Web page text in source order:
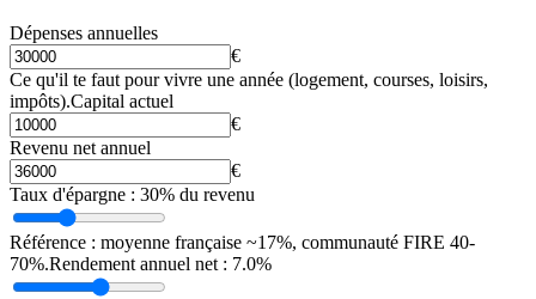
Dépenses annuelles
€
Ce qu'il te faut pour vivre une année (logement, courses, loisirs,
impôts).Capital actuel
€
Revenu net annuel
€
Taux d'épargne : 30% du revenu
Référence : moyenne française ~17%, communauté FIRE 40-
70%.Rendement annuel net : 7.0%